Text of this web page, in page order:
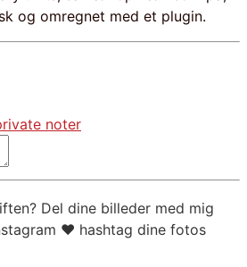
og omregnet med et plugin.
noter
Del dine billeder med mig
❤ hashtag dine fotos